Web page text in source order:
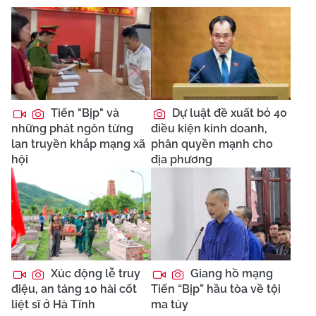
Tiến "Bịp" và
những phát ngôn từng
lan truyền khắp mạng xã
hội
Dự luật đề xuất bỏ 40
điều kiện kinh doanh,
phân quyền mạnh cho
địa phương
Xúc động lễ truy
điệu, an táng 10 hài cốt
liệt sĩ ở Hà Tĩnh
Giang hồ mạng
Tiến “Bịp” hầu tòa về tội
ma túy